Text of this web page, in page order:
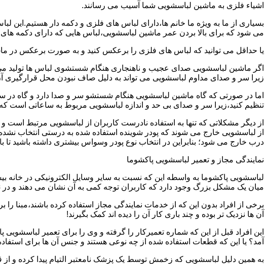
اشیاء فلزی به ماشین لباسشویی شما آسیب می رسانند.
بسیاری از ما به ویژه ما خانم ها،دارای لباس های فلزی و دکمه دار
می شود که برای بالا بردن عمر ماشین لباسشویی،لباس هایی که دارای دکمه
یا حداقل می توانید که لباس های فلزی را برعکس کنید و به صورت برعکس در
اگر ماشین لباسشویی صدای عجیب و ناهنجاری هنگام شستشوی لباس ها تولید
زیرا سر و صدای مداوم لباسشویی می تواند به دلیل صاف نبودن محل قرارگیری
اما در صورتی که گاه ماشین لباسشویی هنگام شستشو سر و صدا دارد و گاه
تنظیم کنید،زیرا سر و صدای بی حد و اندازه لباسشویی مربوط به ساعاتی
از دیگر مشکلاتی که تنها به استفاده نادرست کاربران از لباسشویی مرتبط
از لباسشویی خارج می شوند که پودر شوینده استفاده شده به درستی انتخاب
درب خارج می شود؛ بنابراین در انتخاب نوع پودر وسواس بیشتری داشته باشید
نمایندگی مجاز و تعمیر لباسشویی پاکشوما
لباسشویی پاکشوما به واسطه این که نسبت به سایر وسایل الکترونیکی در خانه
میان یک مشکل بزرگ وجود دارد که کاربران توجه کمی به آن نشان می دهند و در
برخی از افراد بدون این که از خدمات نمایندگی مجاز استفاده کرده
آن ها نزدیک تر بوده و چند باری کار آن را دیده اند کمک بگیرند!
این افراد قبل از این که شماره تعمیرکار را گرفته و وی را برای تعمیر
آمد؟ یا این که قطعات استفاده شده از چه نوعی هستند و جنس آن ها برای
به همین دلیل لباسشویی که زخمش توسط یک پزشک نامعتبر التیام پیدا کرده و